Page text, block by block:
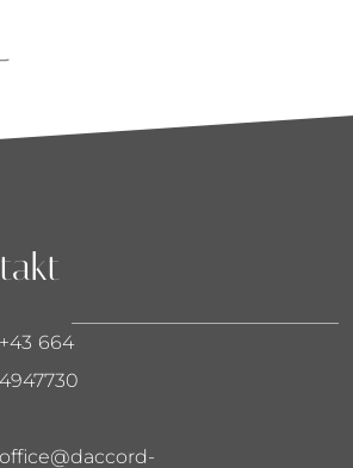
+43 664
4947730
office@daccord-